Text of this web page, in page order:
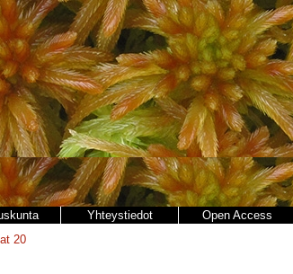
Yhteystiedot Open Access
20